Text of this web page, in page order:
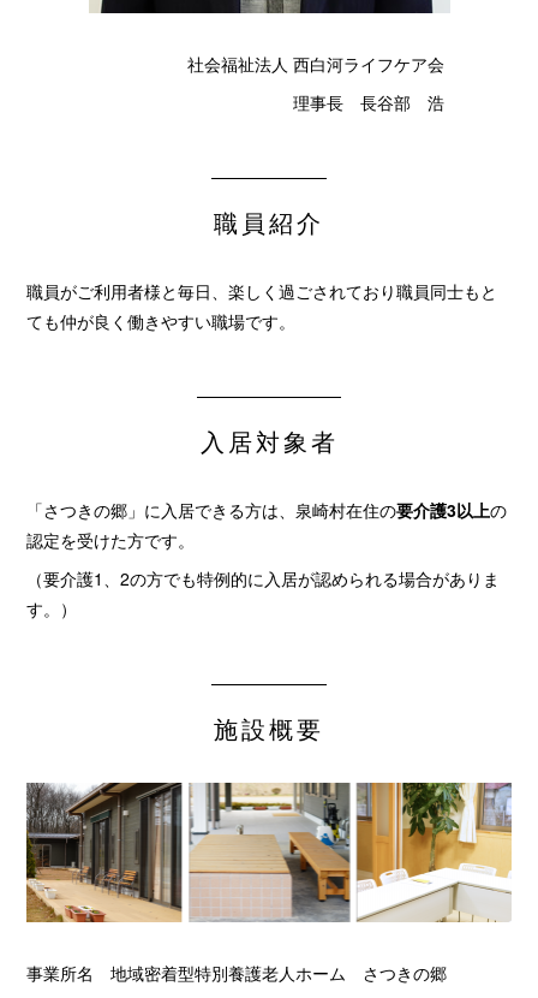
社会福祉法人 西白河ライフケア会
理事長 長谷部 浩
職員紹介
職員がご利用者様と毎日、楽しく過ごされており職員同士もと
ても仲が良く働きやすい職場です。
入居対象者
「さつきの郷」に入居できる方は、泉崎村在住の要介護3以上の
認定を受けた方です。
（要介護1、2の方でも特例的に入居が認められる場合がありま
す。）
施設概要
事業所名 地域密着型特別養護老人ホーム さつきの郷